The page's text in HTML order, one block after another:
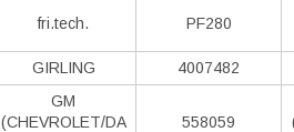
fri.tech. PF280
GIRLING 4007482
GM
(CHEVROLET/DA
558059